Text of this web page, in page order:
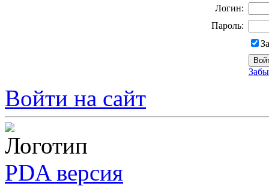
Логин:
Пароль:
Войти на сайт
PDA версия